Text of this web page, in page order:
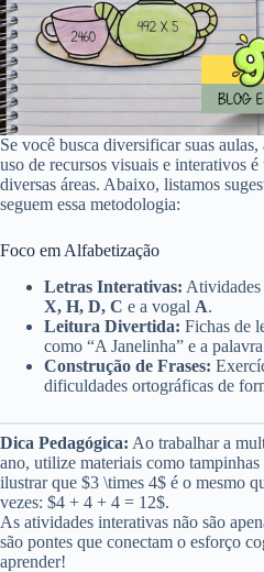
Se você busca diversificar suas
uso de recursos visuais e interativos
diversas áreas. Abaixo, listamos
seguem essa metodologia:
Foco em Alfabetização
Letras Interativas: Atividades
X, H, D, C e a vogal A.
Leitura Divertida: Fichas de
como “A Janelinha” e a
Construção de Frases:
dificuldades ortográficas de
Dica Pedagógica: Ao trabalhar a
ano, utilize materiais como tampinhas
ilustrar que $3 \times 4$ é o mesmo
vezes: $4 + 4 + 4 = 12$.
As atividades interativas não são
são pontes que conectam o esforço
aprender!